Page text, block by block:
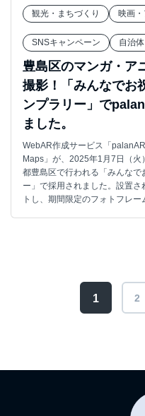
観光・まちづくり 映画
SNSキャンペーン 自治
豊島区のマンガ・ア
撮影！「みんなでお
ンプラリー」で
ました。
WebAR作成サービス「
Maps」が、2025年1月7日（
都豊島区で行われる「みんなで
ー」で採用されました。設置
トし、期間限定のフォトフレー
1 2